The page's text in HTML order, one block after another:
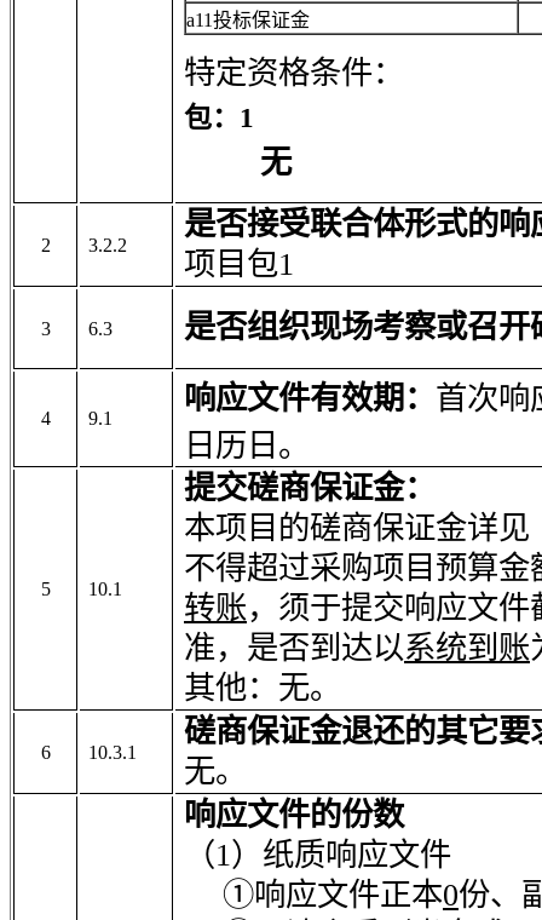
a11投标保证金
特定资格条件：
包：1
无
2 3.2.2
是否接受联合体形式的响
项目包1
3 6.3 是否组织现场考察或召开
4 9.1
响应文件有效期： 首次响
日历日。
5 10.1
提交磋商保证金：
本项目的磋商保证金详
不得超过采购项目预算金
转账，须于提交响应文
准，是否到达以系统到账
其他： 无。
6 10.3.1
磋商保证金退还的其它要
无。
响应文件的份数
（1）纸质响应文件
①响应文件正本0份、